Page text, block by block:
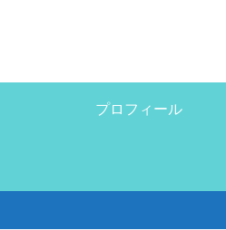
プロフィール